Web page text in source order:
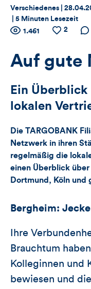
Thema:
Verschiedenes | Datum:
5 Minuten Lesezeit
Zähler
für
Likes
dieses
Artikels
Anzahl
1.461
Anzahl
2
Auf gute
Ein
lokalen
Die TARGOBANK
Netzwerk in ihren
regelmäßig die
einen Überblick
Dortmund, Köln und
Bergheim:
Ihre
Brauchtum
Kolleginnen und
bewiesen und